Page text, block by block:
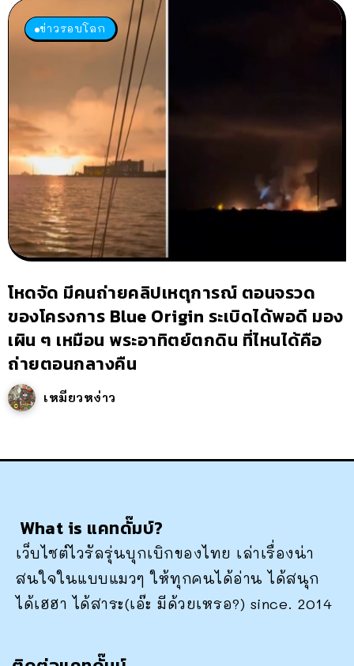
ข่าวรอบโลก
โหดจัด มีคนถ่ายคลิปเหตุการณ์ ตอนจรวด
ของโครงการ Blue Origin ระเบิดได้พอดี มอง
เผิน ๆ เหมือน พระอาทิตย์ตกดิน ที่ไหนได้คือ
ถ่ายตอนกลางคืน
เหมียวหง่าว
What is แคทดั๊มบ์?
เว็บไซต์ไวรัลรุ่นบุกเบิกของไทย เล่าเรื่องน่า
สนใจในแบบแมวๆ ให้ทุกคนได้อ่าน ได้สนุก
ได้เฮฮา ได้สาระ(เอ๊ะ มีด้วยเหรอ?) since. 2014